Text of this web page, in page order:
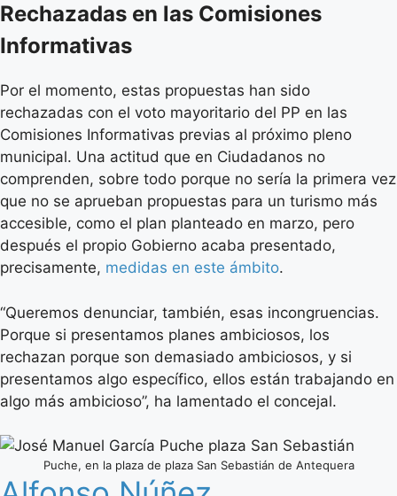
Rechazadas en las Comisiones
Informativas
Por el momento, estas propuestas han sido
rechazadas con el voto mayoritario del PP en las
Comisiones Informativas previas al próximo pleno
municipal. Una actitud que en Ciudadanos no
comprenden, sobre todo porque no sería la primera vez
que no se aprueban propuestas para un turismo más
accesible, como el plan planteado en marzo, pero
después el propio Gobierno acaba presentado,
precisamente, medidas en este ámbito.
“Queremos denunciar, también, esas incongruencias.
Porque si presentamos planes ambiciosos, los
rechazan porque son demasiado ambiciosos, y si
presentamos algo específico, ellos están trabajando en
algo más ambicioso”, ha lamentado el concejal.
Puche, en la plaza de plaza San Sebastián de Antequera